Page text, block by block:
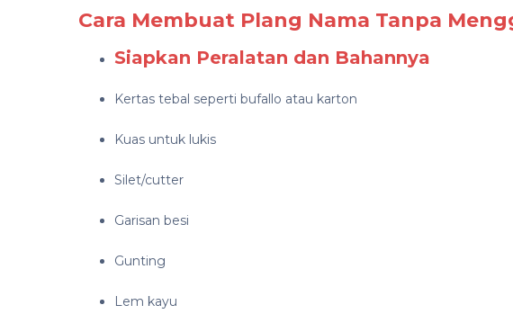
Cara Membuat Plang Nama Tanpa
Siapkan Peralatan dan Bahannya
Kertas tebal seperti bufallo atau karton
Kuas untuk lukis
Silet/cutter
Garisan besi
Gunting
Lem kayu